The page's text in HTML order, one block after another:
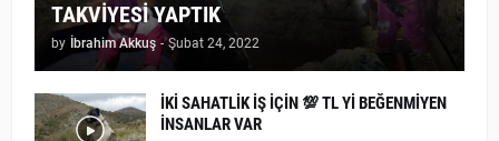
TAKVİYESİ YAPTIK
by İbrahim Akkuş - Şubat 24, 2022
İKİ SAHATLİK İŞ İÇİN 💯 TL Yİ BEĞENMİYEN
İNSANLAR VAR